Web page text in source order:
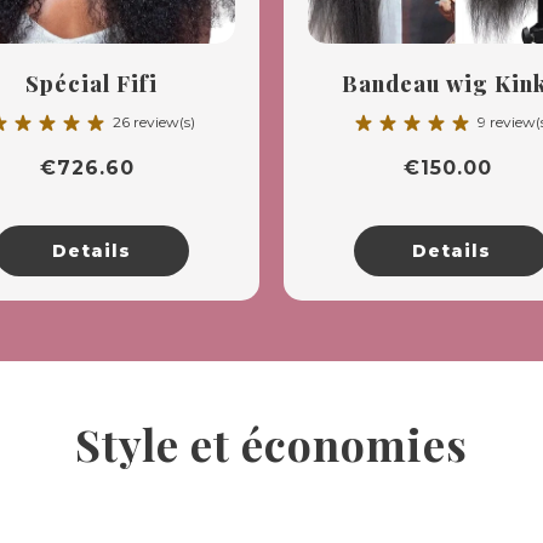
Spécial Fifi
star_rate star_rate star_rate star_rate 26 review(s)
€726.60
Details
Bandeau wig
straight
star_rate star_rate star_rate star_rate star_rate 9
€150.00
Details
Style et économies